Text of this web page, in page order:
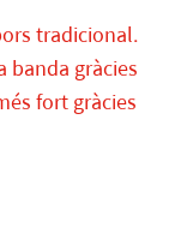
tradicional.
banda gràcies
fort gràcies